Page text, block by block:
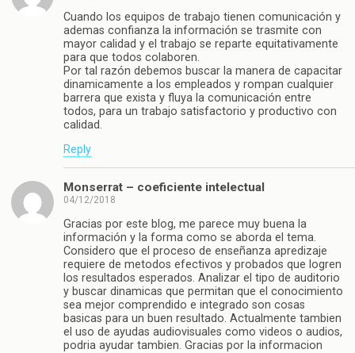
Cuando los equipos de trabajo tienen comunicación y
ademas confianza la información se trasmite con
mayor calidad y el trabajo se reparte equitativamente
para que todos colaboren.
Por tal razón debemos buscar la manera de capacitar
dinamicamente a los empleados y rompan cualquier
barrera que exista y fluya la comunicación entre
todos, para un trabajo satisfactorio y productivo con
calidad.
Reply
Monserrat – coeficiente intelectual
04/12/2018
Gracias por este blog, me parece muy buena la
información y la forma como se aborda el tema.
Considero que el proceso de enseñanza apredizaje
requiere de metodos efectivos y probados que logren
los resultados esperados. Analizar el tipo de auditorio
y buscar dinamicas que permitan que el conocimiento
sea mejor comprendido e integrado son cosas
basicas para un buen resultado. Actualmente tambien
el uso de ayudas audiovisuales como videos o audios,
podria ayudar tambien. Gracias por la informacion